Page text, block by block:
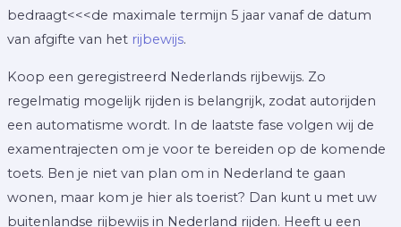
bedraagt<<<de maximale termijn 5 jaar vanaf de datum
van afgifte van het rijbewijs.
Koop een geregistreerd Nederlands rijbewijs. Zo
regelmatig mogelijk rijden is belangrijk, zodat autorijden
een automatisme wordt. In de laatste fase volgen wij de
examentrajecten om je voor te bereiden op de komende
toets. Ben je niet van plan om in Nederland te gaan
wonen, maar kom je hier als toerist? Dan kunt u met uw
buitenlandse rijbewijs in Nederland rijden. Heeft u een